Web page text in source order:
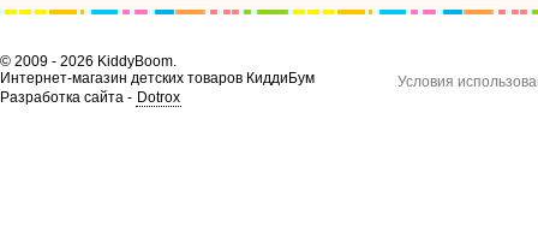
© 2009 - 2026 KiddyBoom.
Интернет-магазин детских товаров КиддиБум
Разработка сайта - Dotrox
Условия